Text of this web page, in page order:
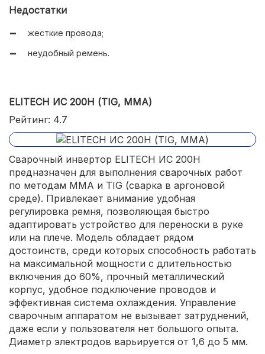
Недостатки
жесткие провода;
неудобный ремень.
ELITECH ИС 200Н (TIG, MMA)
Рейтинг: 4.7
Сварочный инвертор ELITECH ИС 200Н
предназначен для выполнения сварочных работ
по методам ММА и TIG (сварка в аргоновой
среде). Привлекает внимание удобная
регулировка ремня, позволяющая быстро
адаптировать устройство для переноски в руке
или на плече. Модель обладает рядом
достоинств, среди которых способность работать
на максимальной мощности с длительностью
включения до 60%, прочный металлический
корпус, удобное подключение проводов и
эффективная система охлаждения. Управление
сварочным аппаратом не вызывает затруднений,
даже если у пользователя нет большого опыта.
Диаметр электродов варьируется от 1,6 до 5 мм.